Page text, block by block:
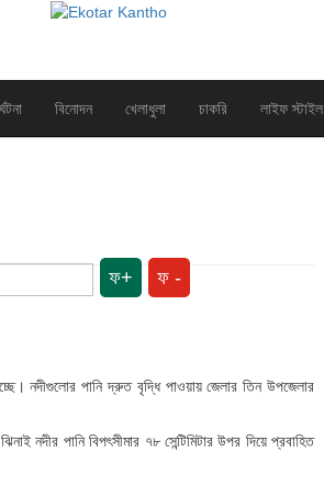
বিনোদন খেলাধুলা চাকরি লাইফ স্টাইল
ফ+ ফ -
নদীগুলোর পানি দ্রুত বৃদ্ধি পাওয়ায় জেলার তিন উপজেলার
নদীর পানি বিপৎসীমার ৭৮ সেন্টিমিটার উপর দিয়ে প্রবাহিত